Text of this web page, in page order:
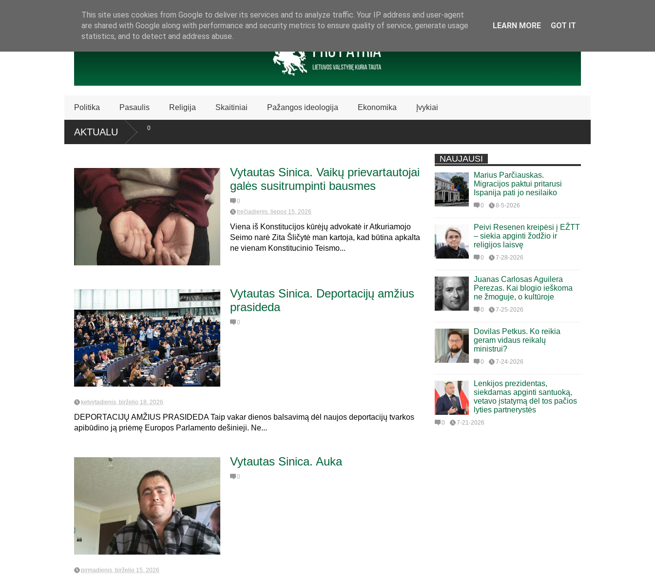
Politika Pasaulis Religija Skaitiniai Pažangos ideologija Ekonomika Įvykiai
AKTUALU
nužudyta arba pagrobta daugiau kaip 5 000
Vytautas Sinica. Vaikų prievartautojai
galės susitrumpinti bausmes
0
trečiadienis, liepos 15, 2026
Viena iš Konstitucijos kūrėjų advokatė ir Atkuriamojo
Seimo narė Zita Šličytė man kartoja, kad būtina apkalta
ne vienam Konstitucinio Teismo...
Vytautas Sinica. Deportacijų amžius
prasideda
0
ketvirtadienis, birželio 18, 2026
DEPORTACIJŲ AMŽIUS PRASIDEDA Taip vakar dienos balsavimą dėl naujos deportacijų tvarkos
apibūdino ją priėmę Europos Parlamento dešinieji. Ne...
Vytautas Sinica. Auka
0
pirmadienis, birželio 15, 2026
NAUJAUSI
Marius Parčiauskas.
Migracijos paktui pritarusi
Ispanija pati jo nesilaiko
0 8-5-2026
Peivi Resenen kreipėsi į EŽTT
– siekia apginti žodžio ir
religijos laisvę
0 7-28-2026
Juanas Carlosas Aguilera
Perezas. Kai blogio ieškoma
ne žmoguje, o kultūroje
0 7-25-2026
Dovilas Petkus. Ko reikia
geram vidaus reikalų
ministrui?
0 7-24-2026
Lenkijos prezidentas,
siekdamas apginti santuoką,
vetavo įstatymą dėl tos pačios
lyties partnerystės
0 7-21-2026
This site uses cookies from Google to deliver its services and to analyze traffic. Your IP address and user-agent
are shared with Google along with performance and security metrics to ensure quality of service, generate usage
statistics, and to detect and address abuse.
LEARN MORE GOT IT